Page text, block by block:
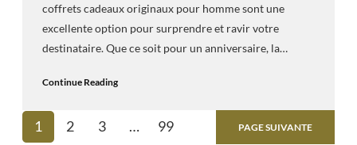
coffrets cadeaux originaux pour homme sont une
excellente option pour surprendre et ravir votre
destinataire. Que ce soit pour un anniversaire, la…
Continue Reading
1 2 3 … 99 PAGE SUIVANTE